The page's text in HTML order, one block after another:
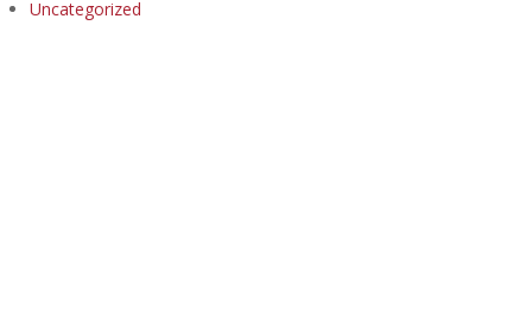
Uncategorized